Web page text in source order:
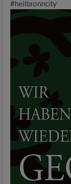
#heilbronncity
n